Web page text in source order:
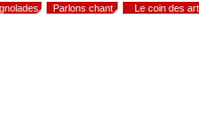
Parlons chant Le coin des